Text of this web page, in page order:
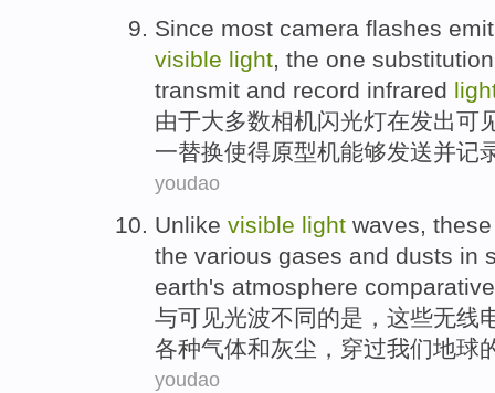
Since most camera flashes emit
visible light, the one substitution
transmit and record infrared
由于大多数相机闪光灯在发出可
一替换使得原型机能够发送并记
youdao
Unlike visible light waves, these
the various gases and dusts in
earth's atmosphere
与可见光波不同的是， 这些无线
各种气体和灰尘 ，穿过我们地球
youdao